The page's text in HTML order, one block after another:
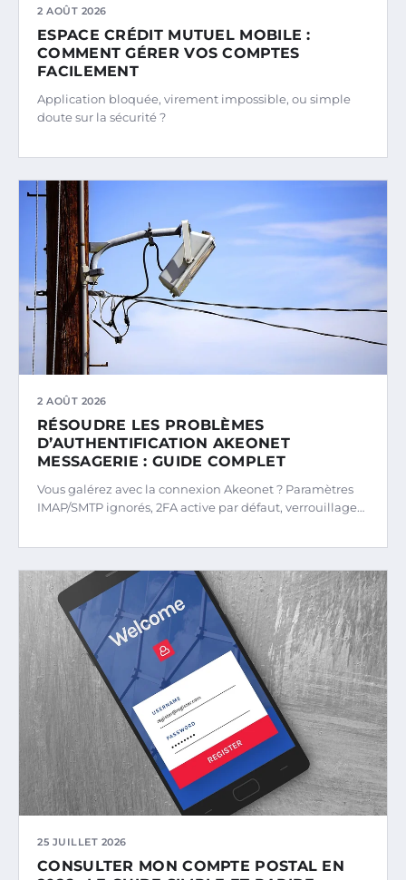
2 AOÛT 2026
ESPACE CRÉDIT MUTUEL MOBILE :
COMMENT GÉRER VOS COMPTES
FACILEMENT
Application bloquée, virement impossible, ou simple
doute sur la sécurité ?
2 AOÛT 2026
RÉSOUDRE LES PROBLÈMES
D’AUTHENTIFICATION AKEONET
MESSAGERIE : GUIDE COMPLET
Vous galérez avec la connexion Akeonet ? Paramètres
IMAP/SMTP ignorés, 2FA active par défaut, verrouillage…
25 JUILLET 2026
CONSULTER MON COMPTE POSTAL EN